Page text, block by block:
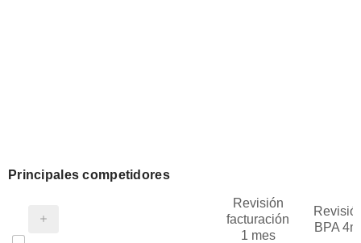
Principales competidores
Revisión
facturación
1 mes
BPA